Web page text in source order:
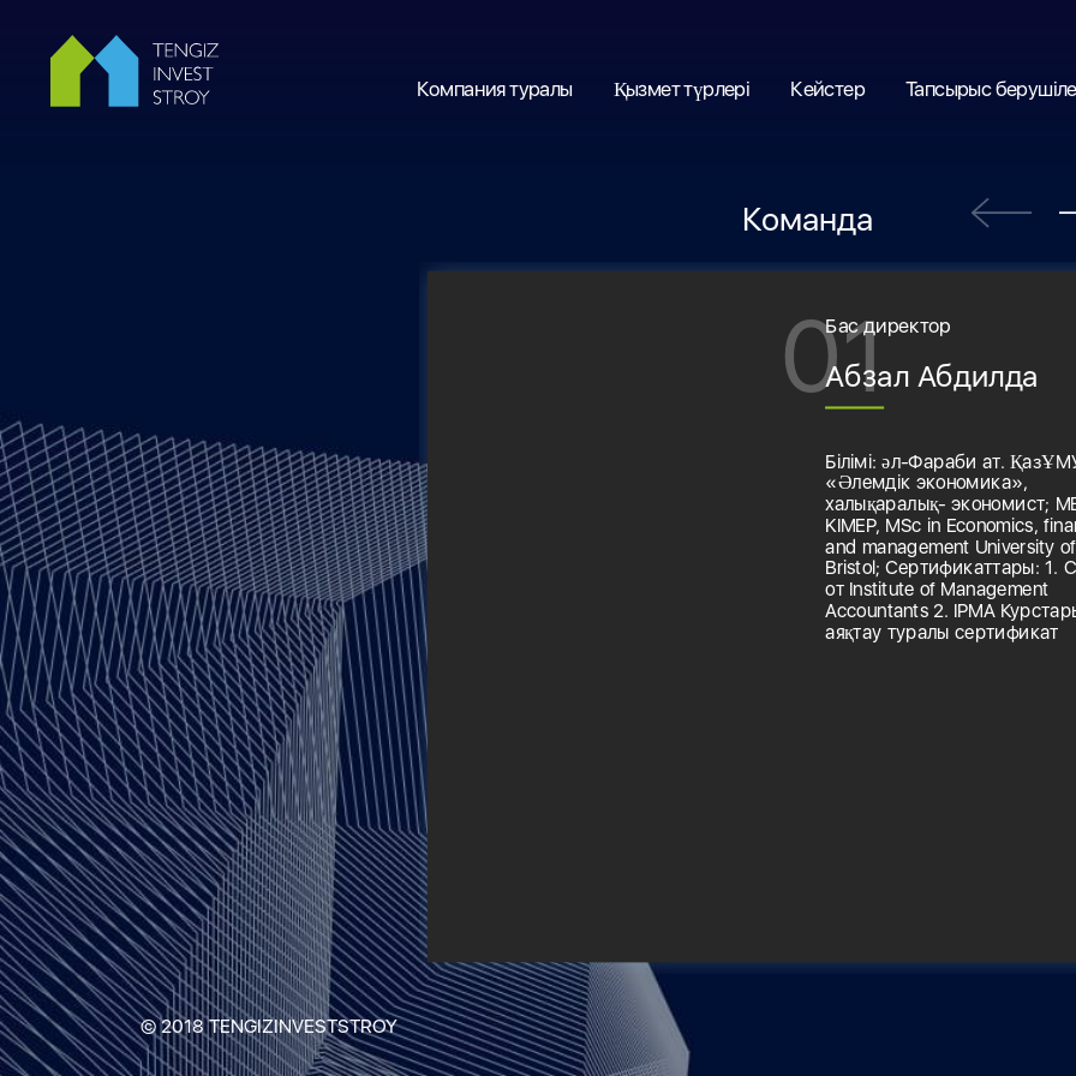
Компания туралы Қызмет түрлері Кейстер Тапсырыс
Команда
01
Бас директор
Абзал Абдилда
Білімі: әл-Фараби ат.
«Әлемдік экономика»,
халықаралық- экономист;
KIMEP, MSc in Economics,
and management University of
Bristol; Сертификаттары: 1.
от Institute of Management
Accountants 2. IPMA
© 2018 TENGIZINVESTSTROY